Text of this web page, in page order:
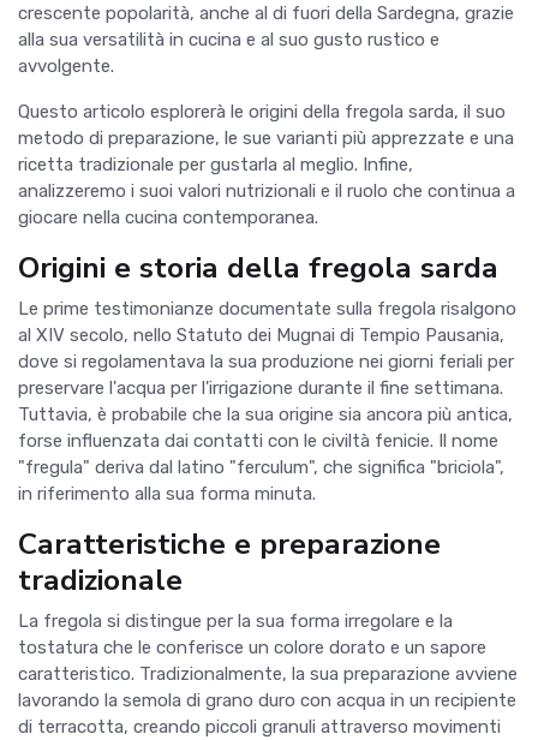
crescente popolarità, anche al di fuori della Sardegna, grazie
alla sua versatilità in cucina e al suo gusto rustico e
avvolgente.
Questo articolo esplorerà le origini della fregola sarda, il suo
metodo di preparazione, le sue varianti più apprezzate e una
ricetta tradizionale per gustarla al meglio. Infine,
analizzeremo i suoi valori nutrizionali e il ruolo che continua a
giocare nella cucina contemporanea.
Origini e storia della fregola sarda
Le prime testimonianze documentate sulla fregola risalgono
al XIV secolo, nello Statuto dei Mugnai di Tempio Pausania,
dove si regolamentava la sua produzione nei giorni feriali per
preservare l'acqua per l'irrigazione durante il fine settimana.
Tuttavia, è probabile che la sua origine sia ancora più antica,
forse influenzata dai contatti con le civiltà fenicie. Il nome
"fregula" deriva dal latino "ferculum", che significa "briciola",
in riferimento alla sua forma minuta.
Caratteristiche e preparazione
tradizionale
La fregola si distingue per la sua forma irregolare e la
tostatura che le conferisce un colore dorato e un sapore
caratteristico. Tradizionalmente, la sua preparazione avviene
lavorando la semola di grano duro con acqua in un recipiente
di terracotta, creando piccoli granuli attraverso movimenti